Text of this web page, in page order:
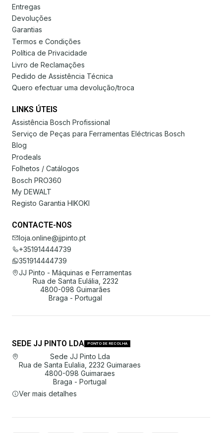
Entregas
Devoluções
Garantias
Termos e Condições
Política de Privacidade
Livro de Reclamações
Pedido de Assistência Técnica
Quero efectuar uma devolução/troca
LINKS ÚTEIS
Assistência Bosch Profissional
Serviço de Peças para Ferramentas Eléctricas Bosch
Blog
Prodeals
Folhetos / Catálogos
Bosch PRO360
My DEWALT
Registo Garantia HIKOKI
CONTACTE-NOS
loja.online@jjpinto.pt
+351914444739
351914444739
JJ Pinto - Máquinas e Ferramentas
Rua de Santa Eulália, 2232
4800-098 Guimarães
Braga - Portugal
SEDE JJ PINTO LDA PONTO DE RECOLHA
Sede JJ Pinto Lda
Rua de Santa Eulalia, 2232 Guimaraes
4800-098 Guimaraes
Braga - Portugal
Ver mais detalhes